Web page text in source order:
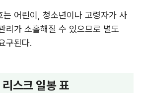
는 어린이, 청소년이나 고령자가 사
리가 소홀해질 수 있으므로 별도
구된다.
스크 일봉 표